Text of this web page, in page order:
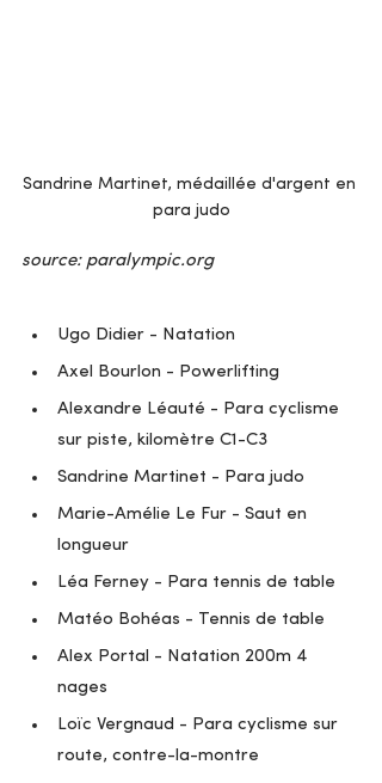
Sandrine Martinet, médaillée d'argent en
para judo
source: paralympic.org
Ugo Didier - Natation
Axel Bourlon - Powerlifting
Alexandre Léauté - Para cyclisme
sur piste, kilomètre C1-C3
Sandrine Martinet - Para judo
Marie-Amélie Le Fur - Saut en
longueur
Léa Ferney - Para tennis de table
Matéo Bohéas - Tennis de table
Alex Portal - Natation 200m 4
nages
Loïc Vergnaud - Para cyclisme sur
route, contre-la-montre